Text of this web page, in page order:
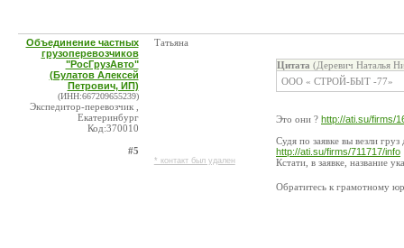
Объединение частных
грузоперевозчиков
"РосГрузАвто"
(Булатов Алексей
Петрович, ИП)
(ИНН:667209655239)
Экспедитор-перевозчик ,
Екатеринбург
Код:370010
#5
Татьяна
* контакт был удален
Цитата (Деревич Наталья
ООО « СТРОЙ-БЫТ -77»
Это они ? http://ati.su/firms/
Судя по заявке вы везли
http://ati.su/firms/711717/info
Кстати, в заявке, название
Обратитесь к грамотному